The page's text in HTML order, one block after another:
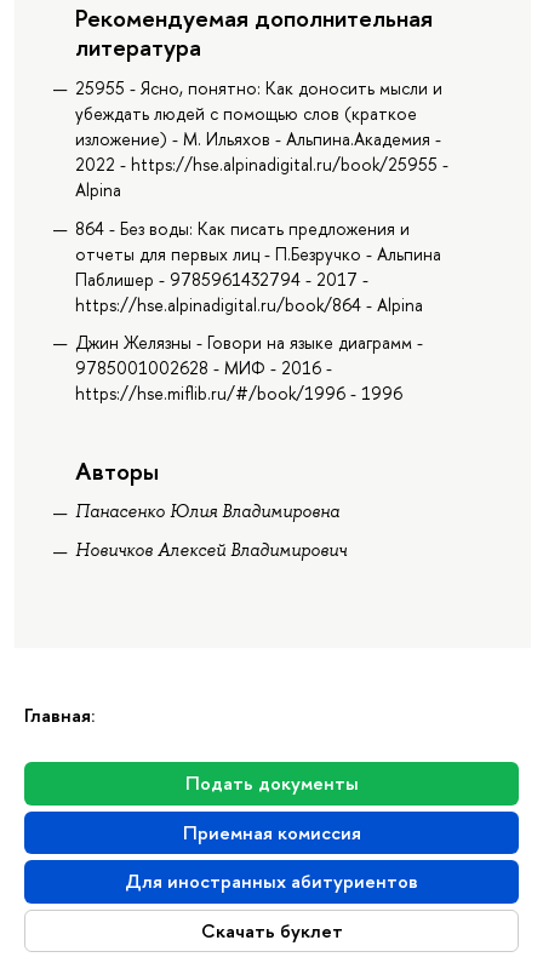
Главная:
Подать документы
Приемная комиссия
Для иностранных абитуриентов
Скачать буклет
Рекомендуемая дополнительная
литература
25955 - Ясно, понятно: Как доносить мысли и
убеждать людей с помощью слов (краткое
изложение) - М. Ильяхов - Альпина.Академия -
2022 - https://hse.alpinadigital.ru/book/25955 -
Alpina
864 - Без воды: Как писать предложения и
отчеты для первых лиц - П.Безручко - Альпина
Паблишер - 9785961432794 - 2017 -
https://hse.alpinadigital.ru/book/864 - Alpina
Джин Желязны - Говори на языке диаграмм -
9785001002628 - МИФ - 2016 -
https://hse.miflib.ru/#/book/1996 - 1996
Авторы
Панасенко Юлия Владимировна
Новичков Алексей Владимирович